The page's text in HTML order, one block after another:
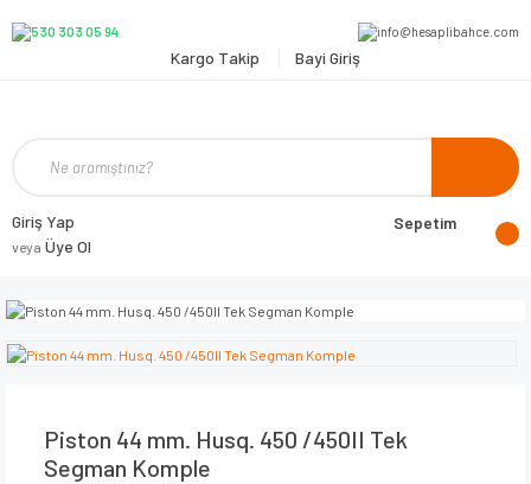
Kargo Takip Bayi Giriş
Giriş Yap
veya Üye Ol
Sepetim
Piston 44 mm. Husq. 450 /450II Tek
Segman Komple